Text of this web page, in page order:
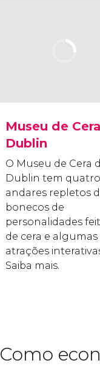
Museu de
Dublin
O Museu de Cera
Dublin tem quatro
andares repletos
bonecos de
personalidades
de cera e algumas
atrações
Saiba mais.
Como